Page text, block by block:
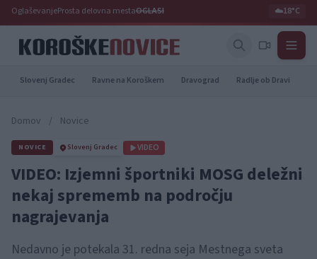
OglaševanjeProsta delovna mestaOGLASI ☁️18°C
Slovenj Gradec Ravne na Koroškem Dravograd Radlje ob Dravi
Domov / Novice
NOVICE Slovenj Gradec VIDEO
VIDEO: Izjemni športniki MOSG deležni
nekaj sprememb na področju
nagrajevanja
Nedavno je potekala 31. redna seja Mestnega sveta